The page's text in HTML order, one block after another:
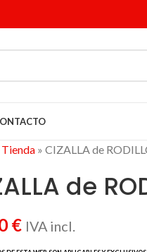
Tienda» CIZALLA de
de
€ IVA incl.